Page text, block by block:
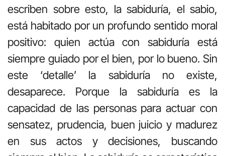
escriben sobre esto, la sabiduría, el sabio,
está habitado por un profundo sentido moral
positivo: quien actúa con sabiduría está
siempre guiado por el bien, por lo bueno. Sin
este ‘detalle’ la sabiduría no existe,
desaparece. Porque la sabiduría es la
capacidad de las personas para actuar con
sensatez, prudencia, buen juicio y madurez
en sus actos y decisiones, buscando